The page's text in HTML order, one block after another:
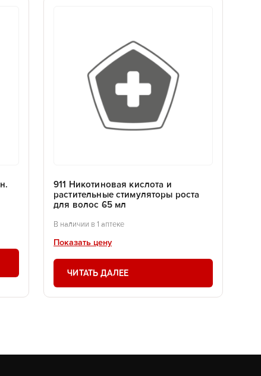
911 Никотиновая кислота и
растительные стимуляторы роста
для волос 65 мл
В наличии в 1 аптеке
Показать цену
ЧИТАТЬ ДАЛЕЕ